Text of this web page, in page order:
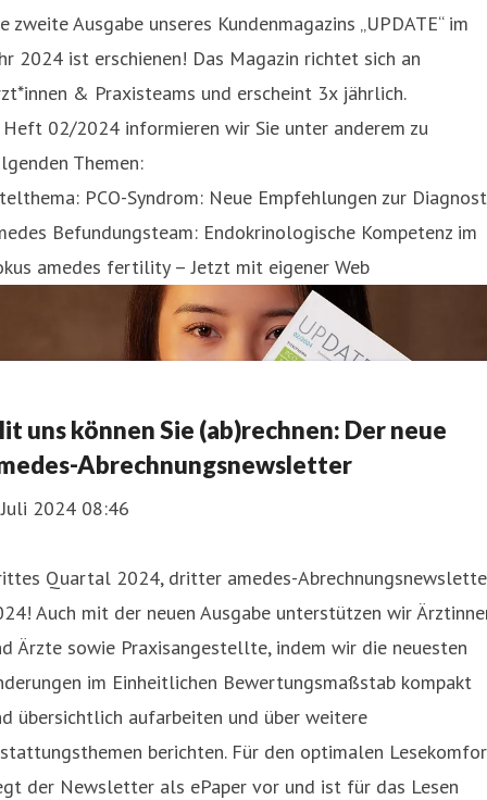
zweite Ausgabe unseres Kundenmagazins „UPDATE“ im
2024 ist erschienen! Das Magazin richtet sich an
& Praxisteams und erscheint 3x jährlich.
02/2024 informieren wir Sie unter anderem zu
Themen:
PCO-Syndrom: Neue Empfehlungen zur
Befundungsteam: Endokrinologische Kompetenz im
amedes fertility – Jetzt mit eigener Web
uns können Sie (ab)rechnen: Der neue
Abrechnungsnewsletter
2024 08:46
Quartal 2024, dritter amedes-
Auch mit der neuen Ausgabe unterstützen wir
Ärzte sowie Praxisangestellte, indem wir die neuesten
im Einheitlichen Bewertungsmaßstab kompakt
übersichtlich aufarbeiten und über weitere
berichten. Für den optimalen
der Newsletter als ePaper vor und ist für das Lesen